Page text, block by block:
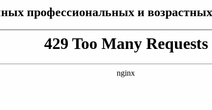
профессиональных и